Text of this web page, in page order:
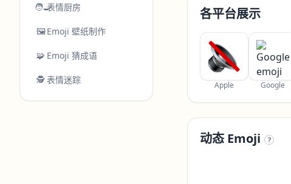
🧑‍🍳表情厨房
🖼️Emoji 壁纸制作
🧩 Emoji 猜成语
🕵️ 表情迷踪
各平台展示
Apple Google
动态 Emoji ?